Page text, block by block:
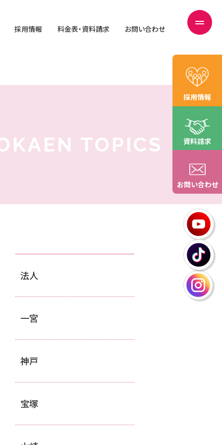
採用情報 料金表・資料請求 お問い合わせ
採用情報
資料請求
お問い合わせ
TOPICS
法人
一宮
神戸
宝塚